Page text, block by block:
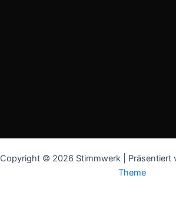
Copyright © 2026 Stimmwerk | Präsentiert
Theme